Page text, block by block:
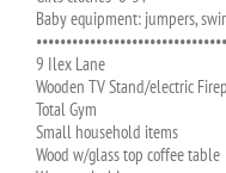
Baby equipment: jumpers,
9 Ilex Lane
Wooden TV Stand/electric
Total Gym
Small household items
Wood w/glass top coffee table